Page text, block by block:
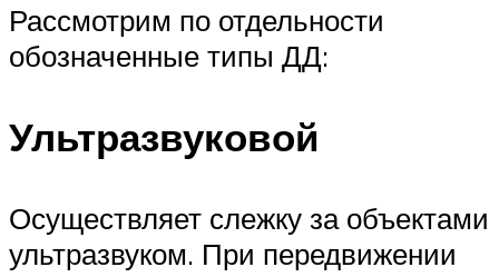
Рассмотрим по отдельности
обозначенные типы ДД:
Ультразвуковой
Осуществляет слежку за объектами
ультразвуком. При передвижении